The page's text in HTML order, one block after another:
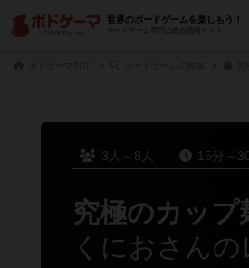
世界のボードゲームを楽しもう！
ボードゲーム専門の総合情報サイト
3人～8人 15分～
究極のカップ
くにおさん